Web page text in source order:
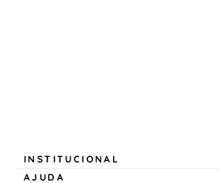
praticidade
INSTITUCIONAL
AJUDA